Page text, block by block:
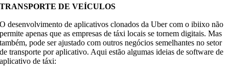
TRANSPORTE DE VEÍCULOS
O desenvolvimento de aplicativos clonados da Uber com o ibiixo não
permite apenas que as empresas de táxi locais se tornem digitais. Mas
também, pode ser ajustado com outros negócios semelhantes no setor
de transporte por aplicativo. Aqui estão algumas ideias de software de
aplicativo de táxi: